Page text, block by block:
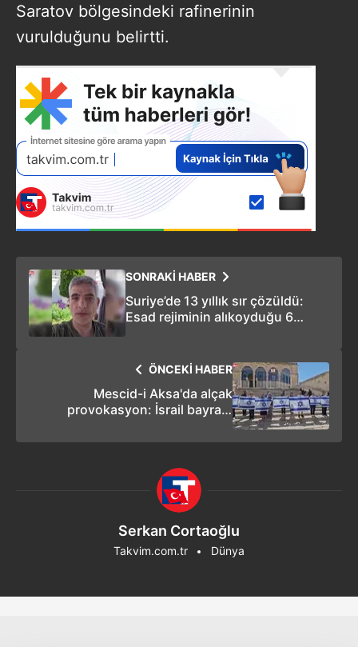
Saratov bölgesindeki rafinerinin
vurulduğunu belirtti.
SONRAKİ HABER
Suriye’de 13 yıllık sır çözüldü:
Esad rejiminin alıkoyduğu 6
ÖNCEKİ HABER
Mescid-i Aksa'da alçak
provokasyon: İsrail bayrağı
Serkan Cortaoğlu
Takvim.com.tr Dünya